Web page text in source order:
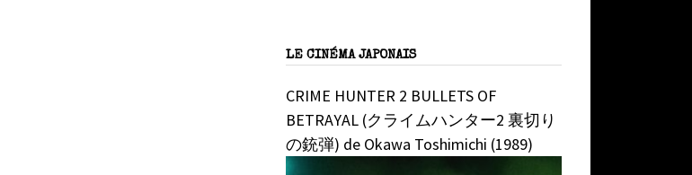
LE CINÉMA JAPONAIS
CRIME HUNTER 2 BULLETS OF
BETRAYAL (クライムハンター2 裏切り
の銃弾) de Okawa Toshimichi (1989)